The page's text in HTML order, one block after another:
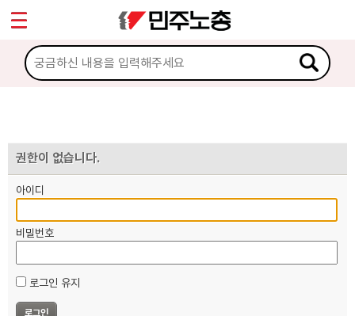
권한이 없습니다.
아이디
비밀번호
로그인 유지
마이페이지
소개
노동상담
자료
부설기관
업무